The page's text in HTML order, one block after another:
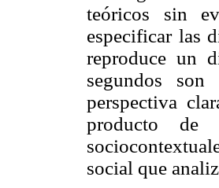
teóricos sin
especificar las
reproduce un
segundos
perspectiva
producto de
social que